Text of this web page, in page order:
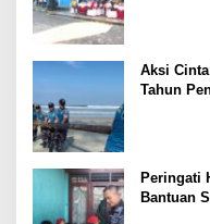
Aksi
Tahun
Peringati
Bantuan